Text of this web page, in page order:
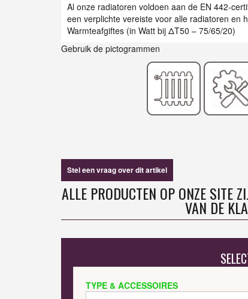
Al onze radiatoren voldoen aan de EN 442-
een verplichte vereiste voor alle radiatoren en
Warmteafgiftes (in Watt bij ΔT50 – 75/65/20)
Gebruik de pictogrammen
Stel een vraag over dit artikel
ALLE PRODUCTEN OP ONZE SITE
VAN DE
TYPE & ACCESSOIRES